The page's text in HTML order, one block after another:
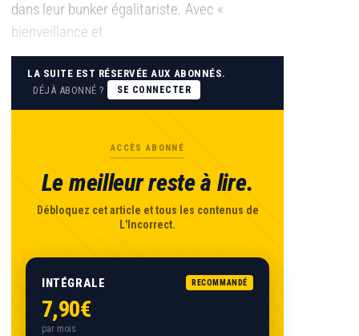
dans leur bunker égalitariste. Avec «
bienveillance et
LA SUITE EST RÉSERVÉE AUX ABONNÉS.
DÉJÀ ABONNÉ ?
SE CONNECTER
ACCÈS ABONNÉ
Le meilleur reste à lire.
Débloquez cet article et tous les contenus de
L'Incorrect.
INTÉGRALE RECOMMANDÉ
7,90€
par mois